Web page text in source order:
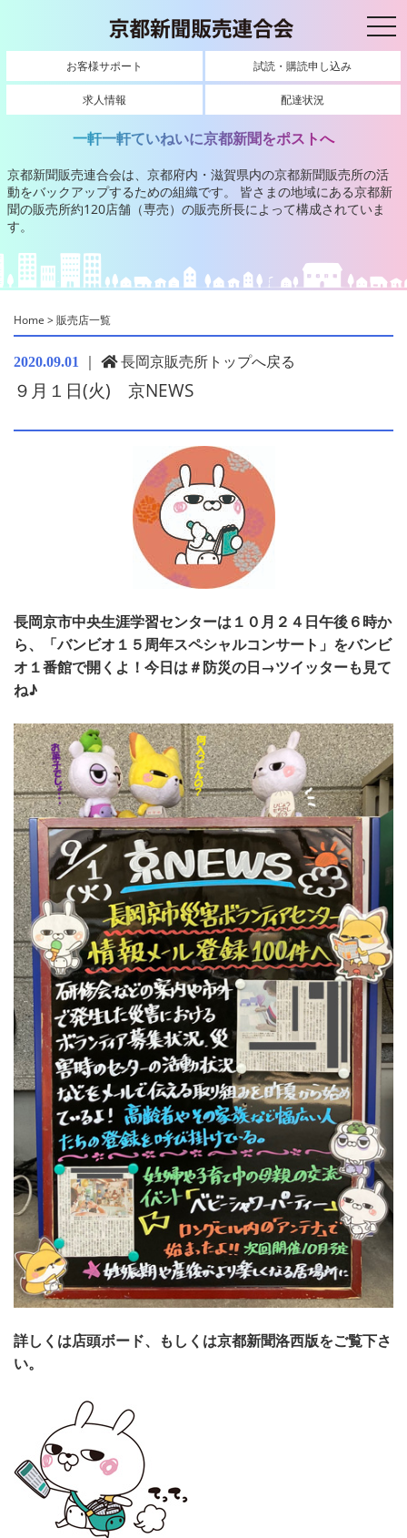
お客様サポート 試読・購読申し込み
求人情報 配達状況
一軒一軒ていねいに京都新聞をポストへ
京都新聞販売連合会は、京都府内・滋賀県内の京都新聞販売所の活
動をバックアップするための組織です。 皆さまの地域にある京都新
聞の販売所約120店舗（専売）の販売所長によって構成されていま
す。
Home >販売店一覧
2020.09.01 ｜ 長岡京販売所トップへ戻る
９月１日(火) 京NEWS
長岡京市中央生涯学習センターは１０月２４日午後６時か
ら、「バンビオ１５周年スペシャルコンサート」をバンビ
オ１番館で開くよ！今日は＃防災の日→ツイッターも見て
ね♪
詳しくは店頭ボード、もしくは京都新聞洛西版をご覧下さ
い。